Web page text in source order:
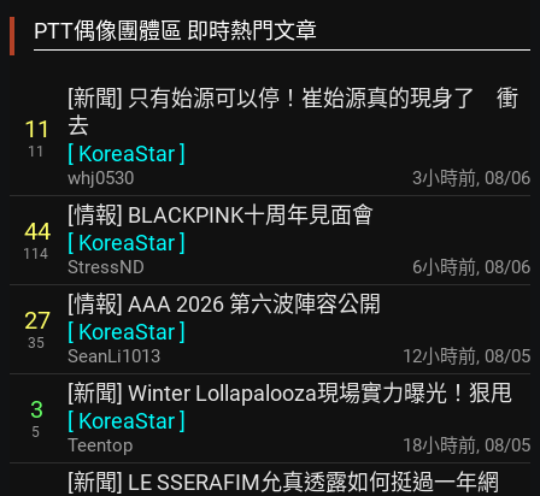
PTT偶像團體區 即時熱門文章
11
11
[新聞] 只有始源可以停！崔始源真的現身了 衝
去
[ KoreaStar]
whj0530 3小時前, 08/06
44
114
[情報] BLACKPINK十周年見面會
[ KoreaStar]
StressND 6小時前, 08/06
27
35
[情報] AAA 2026 第六波陣容公開
[ KoreaStar]
SeanLi1013 12小時前, 08/05
3
5
[新聞] Winter Lollapalooza現場實力曝光！狠甩
[ KoreaStar]
Teentop 18小時前, 08/05
[新聞] LE SSERAFIM允真透露如何挺過一年網